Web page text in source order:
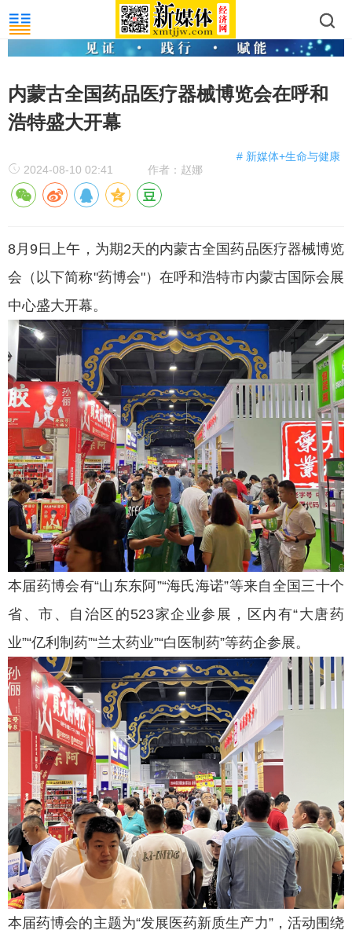
内蒙古全国药品医疗器械博览会在呼和
浩特盛大开幕
# 新媒体+生命与健康
2024-08-10 02:41
作者：赵娜
8月9日上午，为期2天的内蒙古全国药品医疗器械博览
会（以下简称"药博会"）在呼和浩特市内蒙古国际会展
中心盛大开幕。
本届药博会有“山东东阿”“海氏海诺”等来自全国三十个
省、市、自治区的523家企业参展，区内有“大唐药
业”“亿利制药”“兰太药业”“白医制药”等药企参展。
本届药博会的主题为“发展医药新质生产力”，活动围绕